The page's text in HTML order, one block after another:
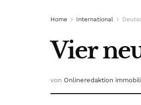
Home International
Vier
von Onlineredaktion